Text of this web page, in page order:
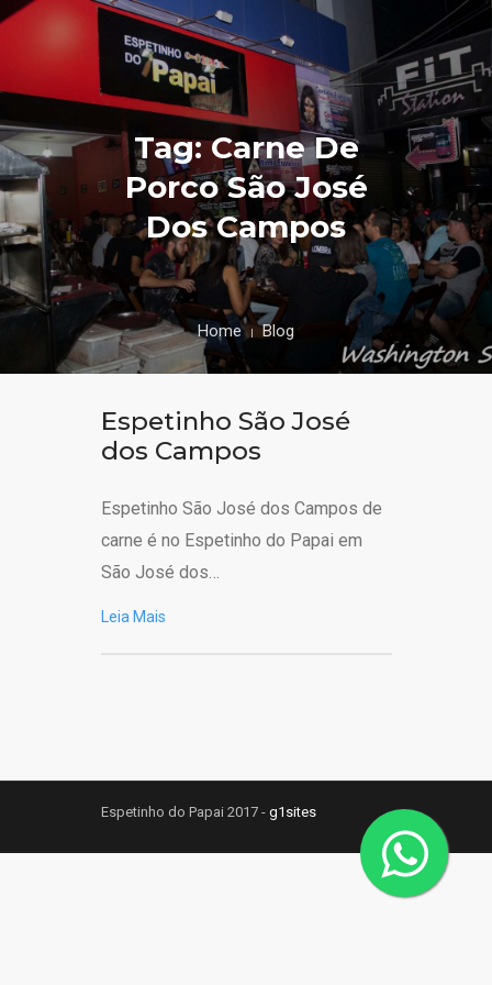
Tag: Carne De
Porco São José
Dos Campos
Home Blog
Espetinho São José
dos Campos
Espetinho São José dos Campos de
carne é no Espetinho do Papai em
São José dos…
Leia Mais
Espetinho do Papai 2017 - g1sites